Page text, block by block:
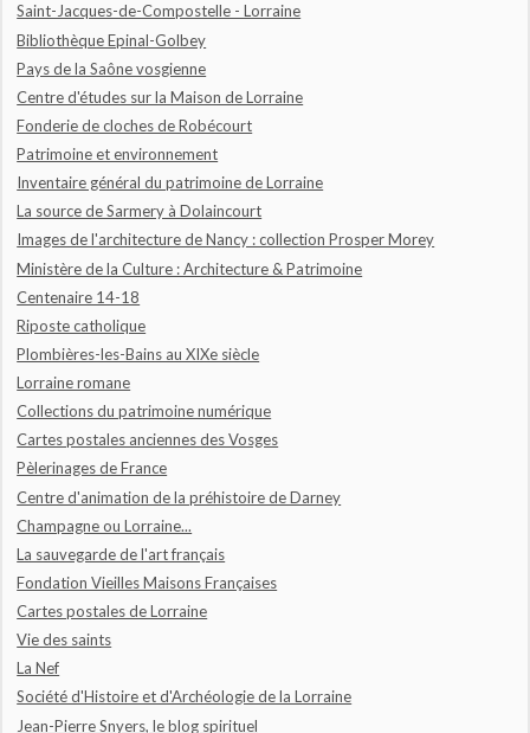
Saint-Jacques-de-Compostelle - Lorraine
Bibliothèque Epinal-Golbey
Pays de la Saône vosgienne
Centre d'études sur la Maison de Lorraine
Fonderie de cloches de Robécourt
Patrimoine et environnement
Inventaire général du patrimoine de Lorraine
La source de Sarmery à Dolaincourt
Images de l'architecture de Nancy : collection Prosper Morey
Ministère de la Culture : Architecture & Patrimoine
Centenaire 14-18
Riposte catholique
Plombières-les-Bains au XIXe siècle
Lorraine romane
Collections du patrimoine numérique
Cartes postales anciennes des Vosges
Pèlerinages de France
Centre d'animation de la préhistoire de Darney
Champagne ou Lorraine...
La sauvegarde de l'art français
Fondation Vieilles Maisons Françaises
Cartes postales de Lorraine
Vie des saints
La Nef
Société d'Histoire et d'Archéologie de la Lorraine
Jean-Pierre Snyers, le blog spirituel